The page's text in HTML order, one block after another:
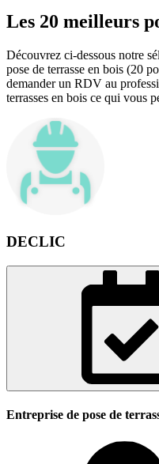
Les 20 meilleurs
Découvrez ci-dessous notre
pose de terrasse en bois (20
demander un RDV au
terrasses en bois ce qui vous
DECLIC
Entreprise de pose de